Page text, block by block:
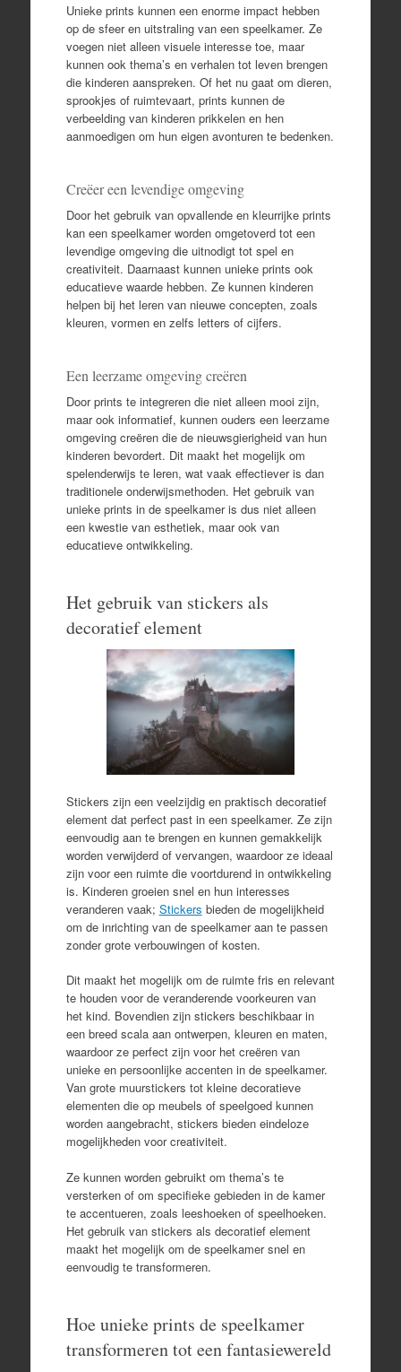
Unieke prints kunnen een enorme impact hebben
op de sfeer en uitstraling van een speelkamer. Ze
voegen niet alleen visuele interesse toe, maar
kunnen ook thema’s en verhalen tot leven brengen
die kinderen aanspreken. Of het nu gaat om dieren,
sprookjes of ruimtevaart, prints kunnen de
verbeelding van kinderen prikkelen en hen
aanmoedigen om hun eigen avonturen te bedenken.
Creëer een levendige omgeving
Door het gebruik van opvallende en kleurrijke prints
kan een speelkamer worden omgetoverd tot een
levendige omgeving die uitnodigt tot spel en
creativiteit. Daarnaast kunnen unieke prints ook
educatieve waarde hebben. Ze kunnen kinderen
helpen bij het leren van nieuwe concepten, zoals
kleuren, vormen en zelfs letters of cijfers.
Een leerzame omgeving creëren
Door prints te integreren die niet alleen mooi zijn,
maar ook informatief, kunnen ouders een leerzame
omgeving creëren die de nieuwsgierigheid van hun
kinderen bevordert. Dit maakt het mogelijk om
spelenderwijs te leren, wat vaak effectiever is dan
traditionele onderwijsmethoden. Het gebruik van
unieke prints in de speelkamer is dus niet alleen
een kwestie van esthetiek, maar ook van
educatieve ontwikkeling.
Het gebruik van stickers als
decoratief element
Stickers zijn een veelzijdig en praktisch decoratief
element dat perfect past in een speelkamer. Ze zijn
eenvoudig aan te brengen en kunnen gemakkelijk
worden verwijderd of vervangen, waardoor ze ideaal
zijn voor een ruimte die voortdurend in ontwikkeling
is. Kinderen groeien snel en hun interesses
veranderen vaak; Stickers bieden de mogelijkheid
om de inrichting van de speelkamer aan te passen
zonder grote verbouwingen of kosten.
Dit maakt het mogelijk om de ruimte fris en relevant
te houden voor de veranderende voorkeuren van
het kind. Bovendien zijn stickers beschikbaar in
een breed scala aan ontwerpen, kleuren en maten,
waardoor ze perfect zijn voor het creëren van
unieke en persoonlijke accenten in de speelkamer.
Van grote muurstickers tot kleine decoratieve
elementen die op meubels of speelgoed kunnen
worden aangebracht, stickers bieden eindeloze
mogelijkheden voor creativiteit.
Ze kunnen worden gebruikt om thema’s te
versterken of om specifieke gebieden in de kamer
te accentueren, zoals leeshoeken of speelhoeken.
Het gebruik van stickers als decoratief element
maakt het mogelijk om de speelkamer snel en
eenvoudig te transformeren.
Hoe unieke prints de speelkamer
transformeren tot een fantasiewereld